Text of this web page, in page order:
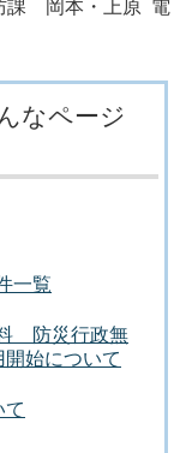
課 岡本・上原 電
なページ
一覧
防災行政無
始について
て